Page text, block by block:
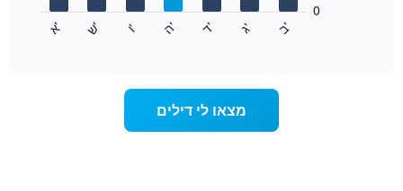
ב
' ג
' ד
' ה
' ו
' ש
' א
'
0
מצאו לי דילים